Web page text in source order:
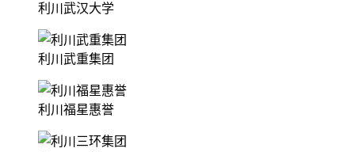
利川武汉大学
利川武重集团
利川福星惠誉